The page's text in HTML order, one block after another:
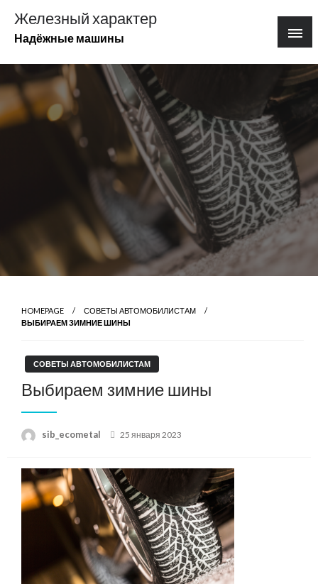
содержимому
Железный характер
Надёжные машины
HOMEPAGE
СОВЕТЫ АВТОМОБИЛИСТАМ
ВЫБИРАЕМ ЗИМНИЕ ШИНЫ
СОВЕТЫ АВТОМОБИЛИСТАМ
Выбираем зимние шины
sib_ecometal
Posted
25 января 2023